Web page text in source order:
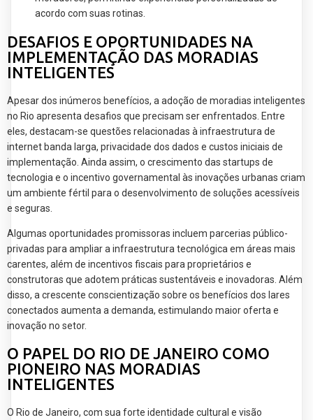
acordo com suas rotinas.
DESAFIOS E OPORTUNIDADES NA
IMPLEMENTAÇÃO DAS MORADIAS
INTELIGENTES
Apesar dos inúmeros benefícios, a adoção de moradias inteligentes
no Rio apresenta desafios que precisam ser enfrentados. Entre
eles, destacam-se questões relacionadas à infraestrutura de
internet banda larga, privacidade dos dados e custos iniciais de
implementação. Ainda assim, o crescimento das startups de
tecnologia e o incentivo governamental às inovações urbanas criam
um ambiente fértil para o desenvolvimento de soluções acessíveis
e seguras.
Algumas oportunidades promissoras incluem parcerias público-
privadas para ampliar a infraestrutura tecnológica em áreas mais
carentes, além de incentivos fiscais para proprietários e
construtoras que adotem práticas sustentáveis e inovadoras. Além
disso, a crescente conscientização sobre os benefícios dos lares
conectados aumenta a demanda, estimulando maior oferta e
inovação no setor.
O PAPEL DO RIO DE JANEIRO COMO
PIONEIRO NAS MORADIAS
INTELIGENTES
O Rio de Janeiro, com sua forte identidade cultural e visão